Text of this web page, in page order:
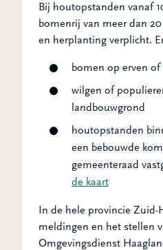
Bij houtopstanden vanaf
bomenrij van meer dan
en herplanting verplicht.
bomen op erven
wilgen of
landbouwgrond
houtopstanden
een bebouwde
gemeenteraad
de kaart
In de hele provincie Zuid-
meldingen en het stellen
Omgevingsdienst